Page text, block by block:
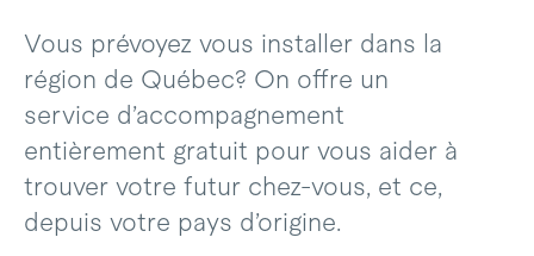
Vous prévoyez vous installer dans la
région de Québec? On offre un
service d’accompagnement
entièrement gratuit pour vous aider à
trouver votre futur chez-vous, et ce,
depuis votre pays d’origine.